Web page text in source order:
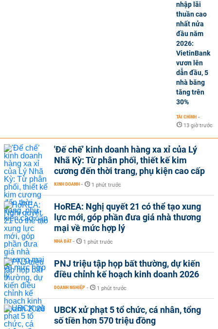
nhập lãi
thuần cao
nhất nửa
đầu năm
2026:
VietinBank
vươn lên
dẫn đầu, 5
nhà băng
tăng trên
30%
TÀI CHÍNH -
13 giờ trước
'Đế chế’ kinh doanh hàng xa xỉ của Lý
Nhã Kỳ: Từ phân phối, thiết kế kim
cương đến thời trang, phụ kiện cao cấp
KINH DOANH - 1 phút trước
HoREA: Nghị quyết 21 có thể tạo xung
lực mới, góp phần đưa giá nhà thương
mại về mức hợp lý
NHÀ ĐẤT - 1 phút trước
PNJ triệu tập họp bất thường, dự kiến
điều chỉnh kế hoạch kinh doanh 2026
DOANH NGHIỆP - 1 phút trước
UBCK xử phạt 5 tổ chức, cá nhân, tổng
số tiền hơn 570 triệu đồng